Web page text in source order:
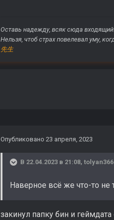
Оставь надежду, всяк сюда
Нельзя, чтоб страх повелевал уму,
先生
Опубликовано 23 апреля, 2023
В 22.04.2023 в 21:08, tolyan366
Наверное всё же что-то не
закинул папку бин и